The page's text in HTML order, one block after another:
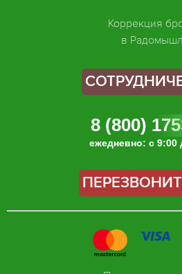
Коррекция
в
8 (800)
ежедневно: с 9:00